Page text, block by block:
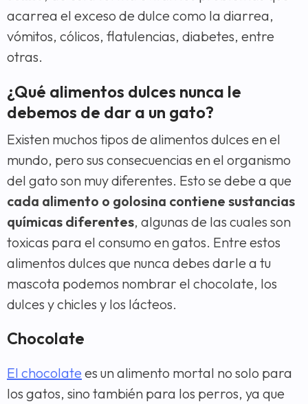
acarrea el exceso de dulce como la diarrea,
vómitos, cólicos, flatulencias, diabetes, entre
otras.
¿Qué alimentos dulces nunca le
debemos de dar a un gato?
Existen muchos tipos de alimentos dulces en el
mundo, pero sus consecuencias en el organismo
del gato son muy diferentes. Esto se debe a que
cada alimento o golosina contiene sustancias
químicas diferentes, algunas de las cuales son
toxicas para el consumo en gatos. Entre estos
alimentos dulces que nunca debes darle a tu
mascota podemos nombrar el chocolate, los
dulces y chicles y los lácteos.
Chocolate
El chocolate es un alimento mortal no solo para
los gatos, sino también para los perros, ya que